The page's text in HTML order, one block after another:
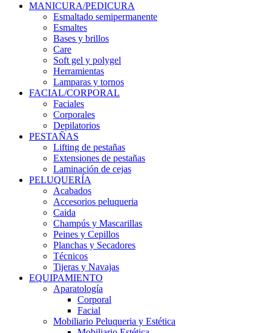
MANICURA/PEDICURA
Esmaltado semipermanente
Esmaltes
Bases y brillos
Care
Soft gel y polygel
Herramientas
Lamparas y tornos
FACIAL/CORPORAL
Faciales
Corporales
Depilatorios
PESTAÑAS
Lifting de pestañas
Extensiones de pestañas
Laminación de cejas
PELUQUERÍA
Acabados
Accesorios peluqueria
Caida
Champús y Mascarillas
Peines y Cepillos
Planchas y Secadores
Técnicos
Tijeras y Navajas
EQUIPAMIENTO
Aparatología
Corporal
Facial
Mobiliario Peluqueria y Estética